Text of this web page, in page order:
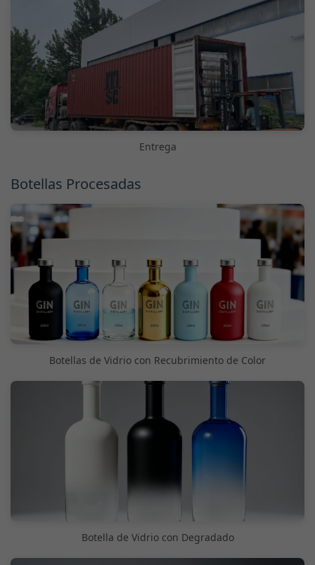
Entrega
Botellas Procesadas
Botellas de Vidrio con Recubrimiento de Color
Botella de Vidrio con Degradado